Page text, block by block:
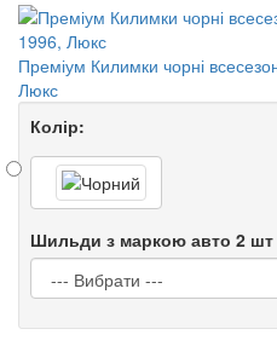
Преміум Килимки чорні
Люкс
Колір:
Шильди з маркою авто 2 шт